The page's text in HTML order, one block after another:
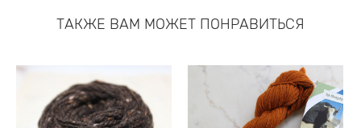
ТАКЖЕ ВАМ МОЖЕТ ПОНРАВИТЬСЯ